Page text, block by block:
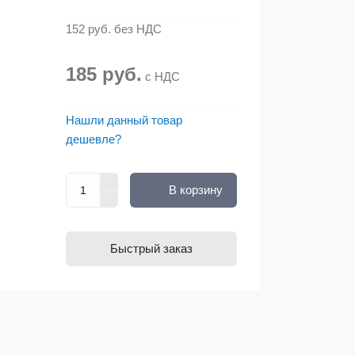
152 руб. без НДС
185 руб. с НДС
Нашли данный товар
дешевле?
В корзину
Быстрый заказ